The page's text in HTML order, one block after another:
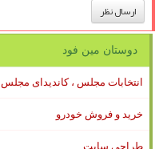
دوستان مین فود
انتخابات مجلس ، کاندیدای مجلس
خرید و فروش خودرو
طراحی سایت